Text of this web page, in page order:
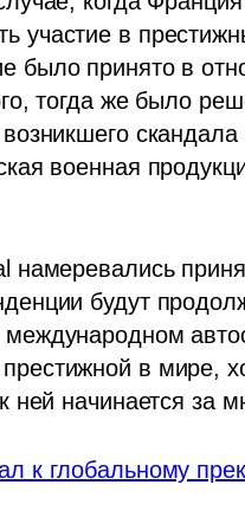
участие в
было принято в
тогда же было
военная
намеревались
будут
в мире,
ней начинается за
к глобальному